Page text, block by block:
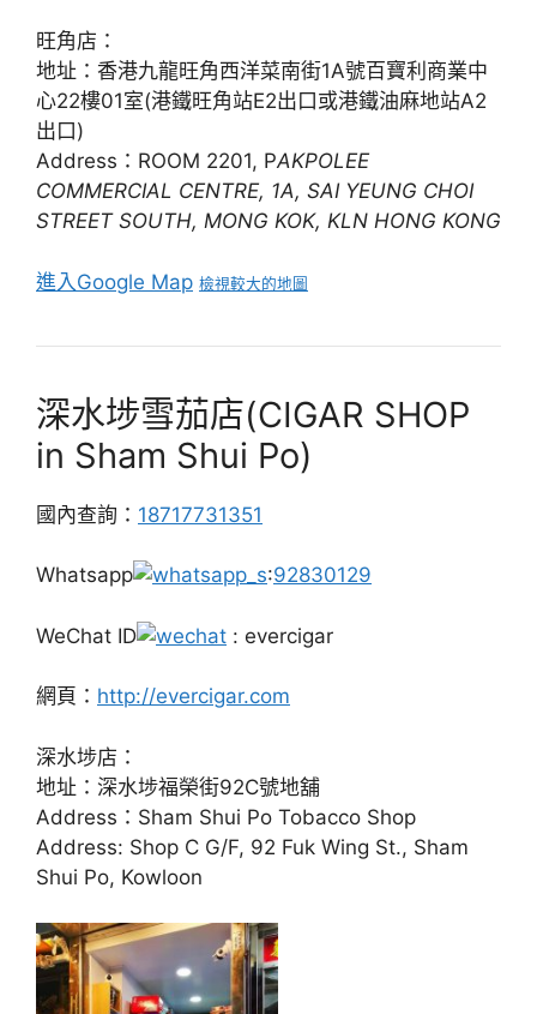
旺角店：
地址：香港九龍旺角西洋菜南街1A號百寶利商業中
心22樓01室(港鐵旺角站E2出口或港鐵油麻地站A2
出口)
Address：ROOM 2201, PAKPOLEE
COMMERCIAL CENTRE, 1A, SAI YEUNG CHOI
STREET SOUTH, MONG KOK, KLN HONG KONG
進入Google Map 檢視較大的地圖
深水埗雪茄店(CIGAR SHOP
in Sham Shui Po)
國內查詢： 18717731351
Whatsapp :92830129
WeChat ID : evercigar
網頁： http://evercigar.com
深水埗店：
地址：深水埗福榮街92C號地舖
Address：Sham Shui Po Tobacco Shop
Address: Shop C G/F, 92 Fuk Wing St., Sham
Shui Po, Kowloon